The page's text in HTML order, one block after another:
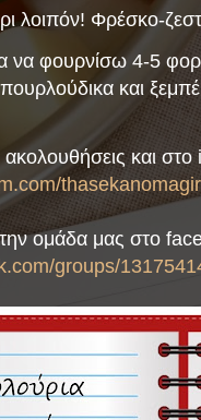
λοιπόν! Φρέσκο-
να φουρνίσω 4-5
και
και
ομάδα μας στο
groups/